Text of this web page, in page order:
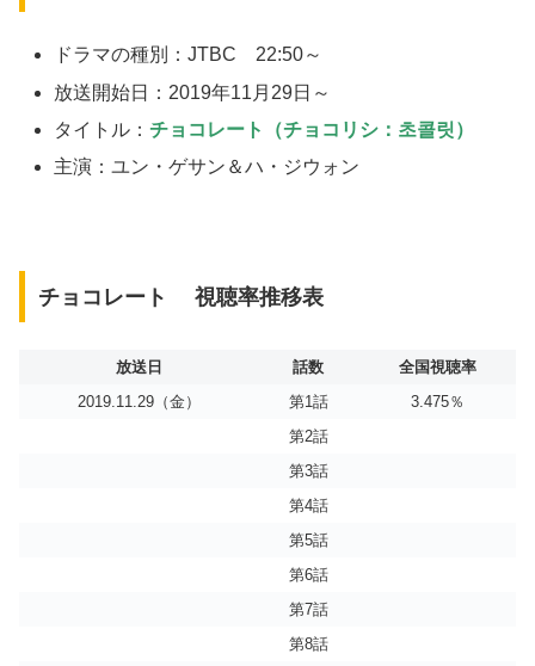
ドラマの種別：JTBC 22:50～
放送開始日：2019年11月29日～
タイトル：チョコレート（チョコリシ：초콜릿）
主演：ユン・ゲサン＆ハ・ジウォン
チョコレート 視聴率推移表
放送日 話数
全国視聴率
2019.11.29（金）
第1話
3.475％
第2話
第3話
第4話
第5話
第6話
第7話
第8話